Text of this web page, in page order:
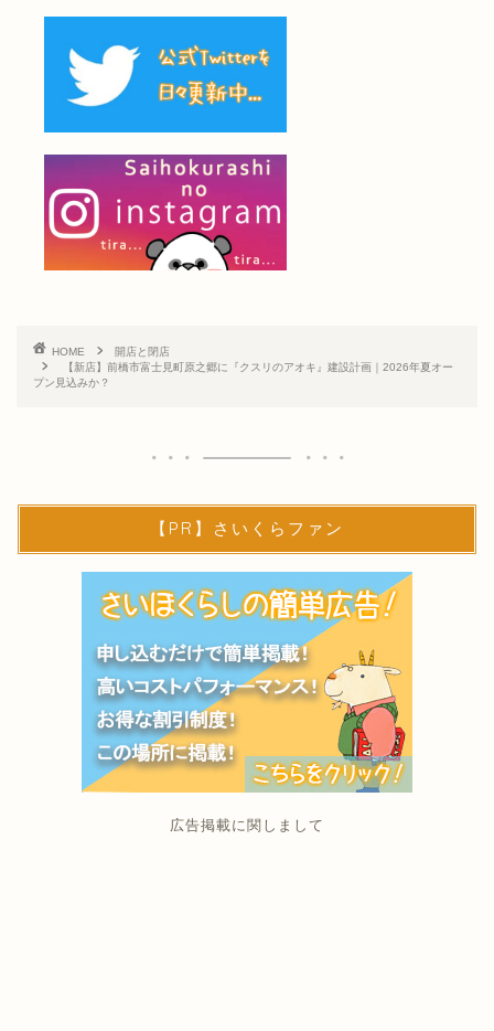
HOME
開店と閉店
【新店】前橋市富士見町原之郷に『クスリのアオキ』建設計画｜2026年夏オー
プン見込みか？
【PR】さいくらファン
広告掲載に関しまして